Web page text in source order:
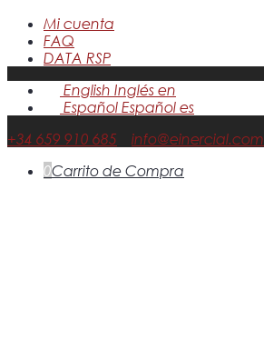
Mi cuenta
FAQ
DATA RSP
English Inglés en
Español Español es
+34 659 910 685
info@einercial.com
0Carrito de Compra